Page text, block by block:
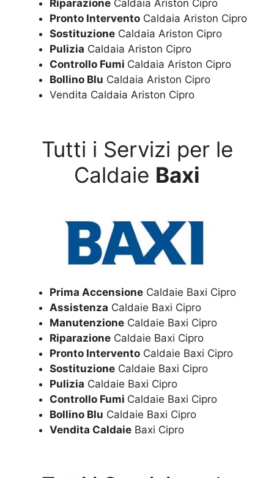
Riparazione Caldaia Ariston Cipro
Pronto Intervento Caldaia Ariston Cipro
Sostituzione Caldaia Ariston Cipro
Pulizia Caldaia Ariston Cipro
Controllo Fumi Caldaia Ariston Cipro
Bollino Blu Caldaia Ariston Cipro
Vendita Caldaia Ariston Cipro
Tutti i Servizi per le
Caldaie Baxi
Prima Accensione Caldaie Baxi Cipro
Assistenza Caldaie Baxi Cipro
Manutenzione Caldaie Baxi Cipro
Riparazione Caldaie Baxi Cipro
Pronto Intervento Caldaie Baxi Cipro
Sostituzione Caldaie Baxi Cipro
Pulizia Caldaie Baxi Cipro
Controllo Fumi Caldaie Baxi Cipro
Bollino Blu Caldaie Baxi Cipro
Vendita Caldaie Baxi Cipro